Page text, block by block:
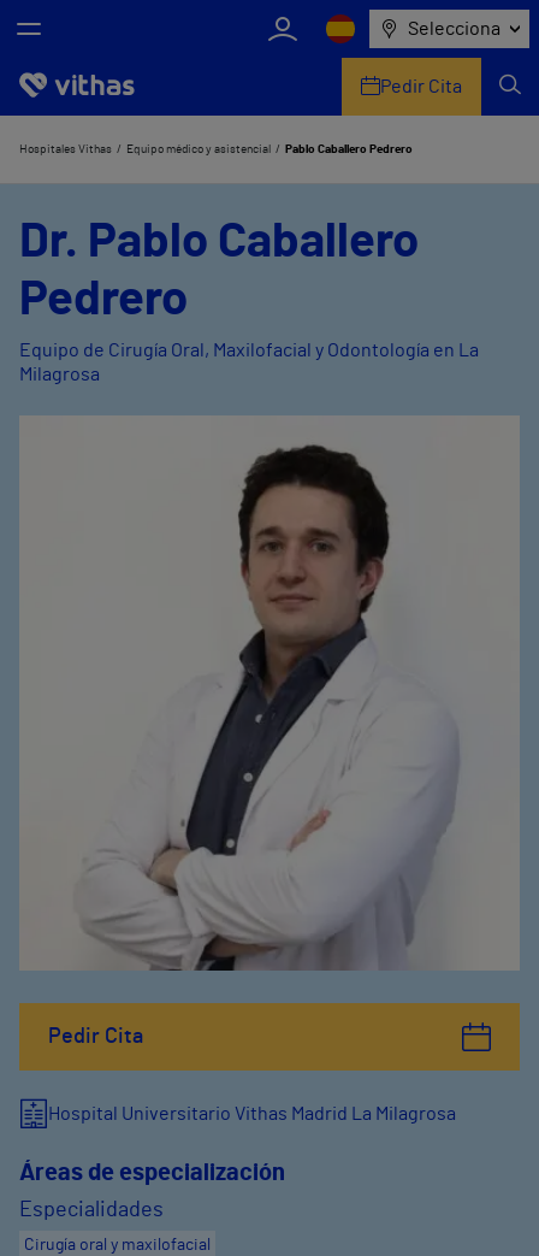
Selecciona
Nosotros
Información útil
Pedir Cita
Hospitales Vithas Equipo médico y asistencial Pablo Caballero Pedrero
Pedir Cita
Dr. Pablo Caballero
Pedrero
Equipo de Cirugía Oral, Maxilofacial y Odontología en La
Milagrosa
Hospital Universitario Vithas Madrid La Milagrosa
Áreas de especialización
Especialidades
Cirugía oral y maxilofacial